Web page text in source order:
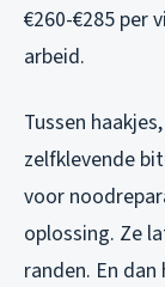
€260-€285 per
arbeid.
Tussen
zelfklevende
voor
oplossing. Ze
randen. En